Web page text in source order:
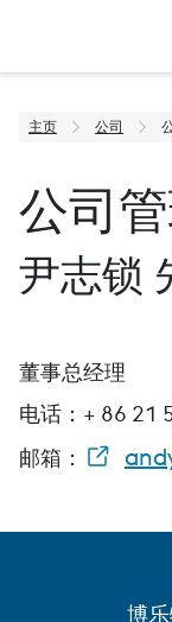
主页 公司
公司
尹志锁
董事总经理
电话：+ 86 21
邮箱：
博